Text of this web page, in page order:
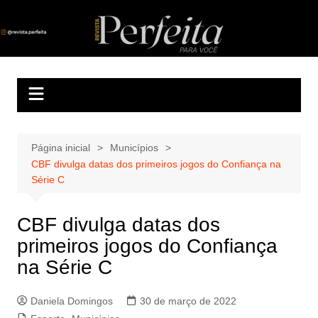
Revista Perfeita
A melhor revista eletrônica do interior de Sergipe
Página inicial
Municípios
CBF divulga datas dos primeiros jogos do Confiança na
Série C
CBF divulga datas dos
primeiros jogos do Confiança
na Série C
Daniela Domingos
30 de março de 2022